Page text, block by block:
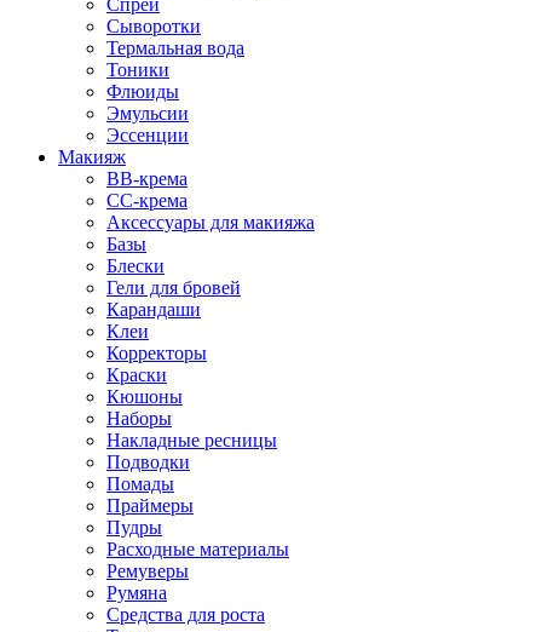
Спреи
Сыворотки
Термальная вода
Тоники
Флюиды
Эмульсии
Эссенции
Макияж
BB-крема
CC-крема
Аксессуары для макияжа
Базы
Блески
Гели для бровей
Карандаши
Клеи
Корректоры
Краски
Кюшоны
Наборы
Накладные ресницы
Подводки
Помады
Праймеры
Пудры
Расходные материалы
Ремуверы
Румяна
Средства для роста